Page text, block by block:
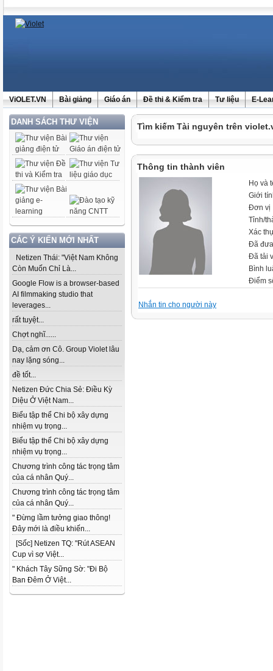
ViOLET.VN Bài giảng Giáo án Đề thi & Kiểm tra Tư liệu E-
DANH SÁCH THƯ VIỆN
CÁC Ý KIẾN MỚI NHẤT
Netizen Thái: "Việt Nam Không
Còn Muốn Chỉ Là...
Google Flow is a browser-based
AI filmmaking studio that
leverages...
rất tuyệt...
Chợt nghĩ......
Dạ, cảm ơn Cô. Group Violet lâu
nay lặng sóng...
đề tốt...
Netizen Đức Chia Sẻ: Điều Kỳ
Diệu Ở Việt Nam...
Biểu tập thể Chi bộ xây dựng
nhiệm vụ trọng...
Biểu tập thể Chi bộ xây dựng
nhiệm vụ trọng...
Chương trình công tác trọng tâm
của cá nhân Quý...
Chương trình công tác trọng tâm
của cá nhân Quý...
" Đừng lầm tưởng giao thông!
Đây mới là điều khiến...
[Sốc] Netizen TQ: "Rút ASEAN
Cup vì sợ Việt...
" Khách Tây Sững Sờ: "Đi Bộ
Ban Đêm Ở Việt...
Tìm kiếm Tài nguyên trên
Thông tin thành viên
Họ và
Giới
Đơn vị
Tỉnh/
Xác
Đã
Đã tải
Bình
Điểm
Nhắn tin cho người này